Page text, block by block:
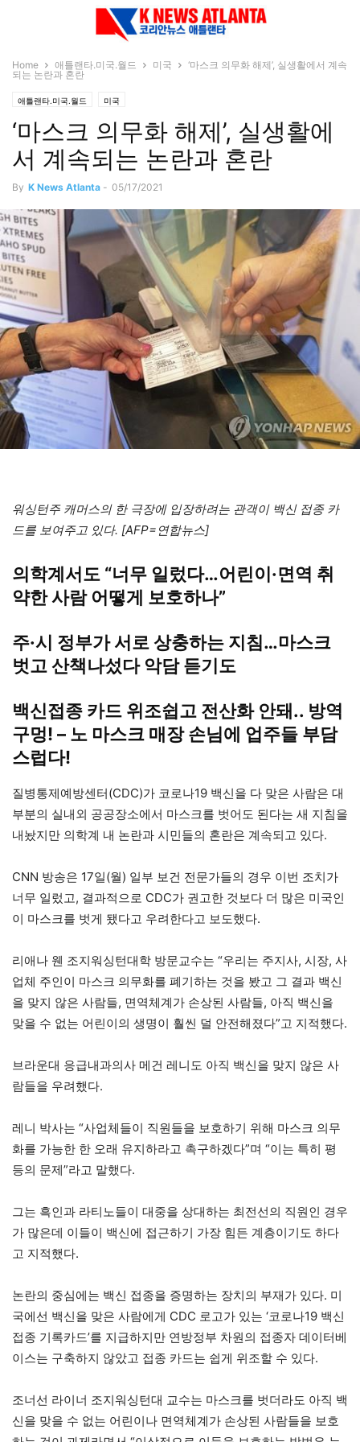
Home 애틀랜타.미국.월드 미국
‘마스크 의무화 해제’, 실생활에서 계속
되는 논란과 혼란
애틀랜타.미국.월드 미국
‘마스크 의무화 해제’, 실생활에
서 계속되는 논란과 혼란
By K News Atlanta - 05/17/2021
워싱턴주 캐머스의 한 극장에 입장하려는 관객이 백신 접종 카
드를 보여주고 있다. [AFP=연합뉴스]
의학계서도 “너무 일렀다…어린이·면역 취
약한 사람 어떻게 보호하나”
주·시 정부가 서로 상충하는 지침…마스크
벗고 산책나섰다 악담 듣기도
백신접종 카드 위조쉽고 전산화 안돼.. 방역
구멍! – 노 마스크 매장 손님에 업주들 부담
스럽다!
질병통제예방센터(CDC)가 코로나19 백신을 다 맞은 사람은 대
부분의 실내외 공공장소에서 마스크를 벗어도 된다는 새 지침을
내놨지만 의학계 내 논란과 시민들의 혼란은 계속되고 있다.
CNN 방송은 17일(월) 일부 보건 전문가들의 경우 이번 조치가
너무 일렀고, 결과적으로 CDC가 권고한 것보다 더 많은 미국인
이 마스크를 벗게 됐다고 우려한다고 보도했다.
리애나 웬 조지워싱턴대학 방문교수는 “우리는 주지사, 시장, 사
업체 주인이 마스크 의무화를 폐기하는 것을 봤고 그 결과 백신
을 맞지 않은 사람들, 면역체계가 손상된 사람들, 아직 백신을
맞을 수 없는 어린이의 생명이 훨씬 덜 안전해졌다”고 지적했다.
브라운대 응급내과의사 메건 레니도 아직 백신을 맞지 않은 사
람들을 우려했다.
레니 박사는 “사업체들이 직원들을 보호하기 위해 마스크 의무
화를 가능한 한 오래 유지하라고 촉구하겠다”며 “이는 특히 평
등의 문제”라고 말했다.
그는 흑인과 라티노들이 대중을 상대하는 최전선의 직원인 경우
가 많은데 이들이 백신에 접근하기 가장 힘든 계층이기도 하다
고 지적했다.
논란의 중심에는 백신 접종을 증명하는 장치의 부재가 있다. 미
국에선 백신을 맞은 사람에게 CDC 로고가 있는 ‘코로나19 백신
접종 기록카드’를 지급하지만 연방정부 차원의 접종자 데이터베
이스는 구축하지 않았고 접종 카드는 쉽게 위조할 수 있다.
조너선 라이너 조지워싱턴대 교수는 마스크를 벗더라도 아직 백
신을 맞을 수 없는 어린이나 면역체계가 손상된 사람들을 보호